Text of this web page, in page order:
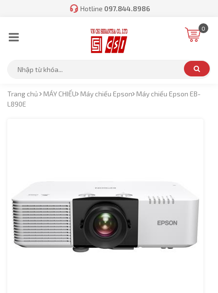
Hotline 097.844.8986
0
Trang chủ MÁY CHIẾU Máy chiếu Epson Máy chiếu Epson EB-
L890E